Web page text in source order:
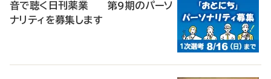
音で聴く日刊薬業 第9期のパーソ
ナリティを募集します